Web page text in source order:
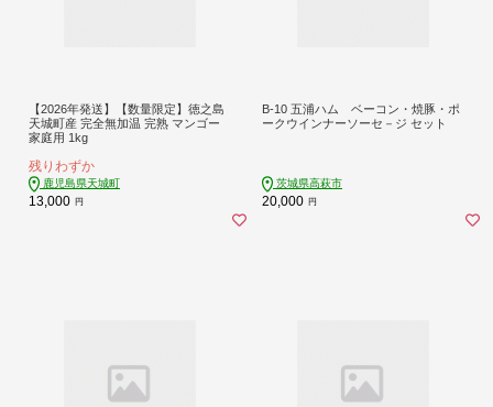
【2026年発送】【数量限定】徳之島
天城町産 完全無加温 完熟 マンゴー
家庭用 1kg
残りわずか
鹿児島県天城町
13,000 円
B-10 五浦ハム ベーコン・焼豚・ポ
ークウインナーソーセ－ジ セット
茨城県高萩市
20,000 円